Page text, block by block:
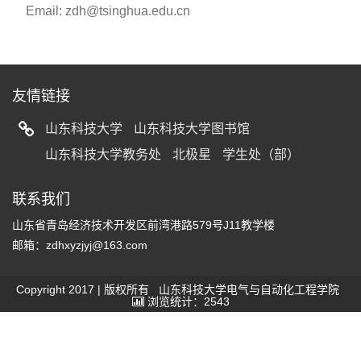
Email: zdh@tsinghua.edu.cn
友情链接
山东科技大学
山东科技大学图书馆
山东科技大学教务处
北极星 学生处（部）
联系我们
山东省青岛经济技术开发区前湾港路579号J11教学楼
邮箱：zdhxyzjyj@163.com
Copyright 2017 | 版权所有 山东科技大学电气与自动化工程学院
浏览统计：2543